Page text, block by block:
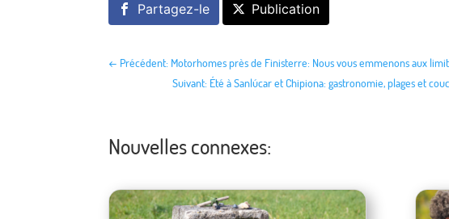
Partagez-le Publication
← Précédent: Motorhomes près de Finisterre: Nous vous emmenons aux
Suivant: Été à Sanlúcar et Chipiona: gastronomie, plages et
Nouvelles connexes: